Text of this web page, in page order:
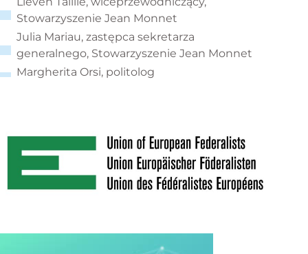
Stowarzyszenie Jean Monnet
Julia Mariau, zastępca sekretarza
generalnego, Stowarzyszenie Jean Monnet
Margherita Orsi, politolog